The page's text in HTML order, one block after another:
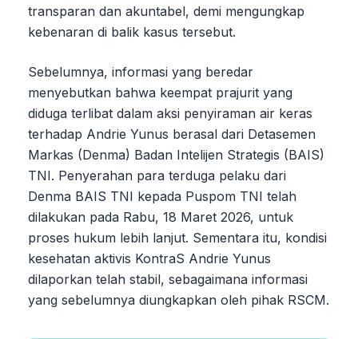
transparan dan akuntabel, demi mengungkap
kebenaran di balik kasus tersebut.
Sebelumnya, informasi yang beredar
menyebutkan bahwa keempat prajurit yang
diduga terlibat dalam aksi penyiraman air keras
terhadap Andrie Yunus berasal dari Detasemen
Markas (Denma) Badan Intelijen Strategis (BAIS)
TNI. Penyerahan para terduga pelaku dari
Denma BAIS TNI kepada Puspom TNI telah
dilakukan pada Rabu, 18 Maret 2026, untuk
proses hukum lebih lanjut. Sementara itu, kondisi
kesehatan aktivis KontraS Andrie Yunus
dilaporkan telah stabil, sebagaimana informasi
yang sebelumnya diungkapkan oleh pihak RSCM.